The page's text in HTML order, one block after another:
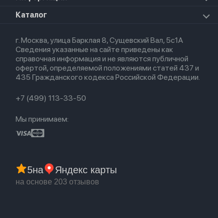
Apple Watch Ultra
Airpods Max
Airpods 2
Airpods (1-е)
AirTag
Для iPhone
Для Apple Watch
О магазине
Политика конфиденциальности
Оплата и доставка
Партнерская программа
Гарантия
Обмен и возврат
Trade-in
Каталог
Новые поступления
Популярное
Акции
г. Москва, улица Барклая 8, Сущевский Вал, 5с1А
Сведения указанные на сайте приведены как
справочная информация и не являются публичной
офертой, определяемой положениями статей 437 и
435 Гражданского кодекса Российской Федерации.
+7 (499) 113-33-50
Мы принимаем:
5на Яндекс карты
на основе 203 отзывов